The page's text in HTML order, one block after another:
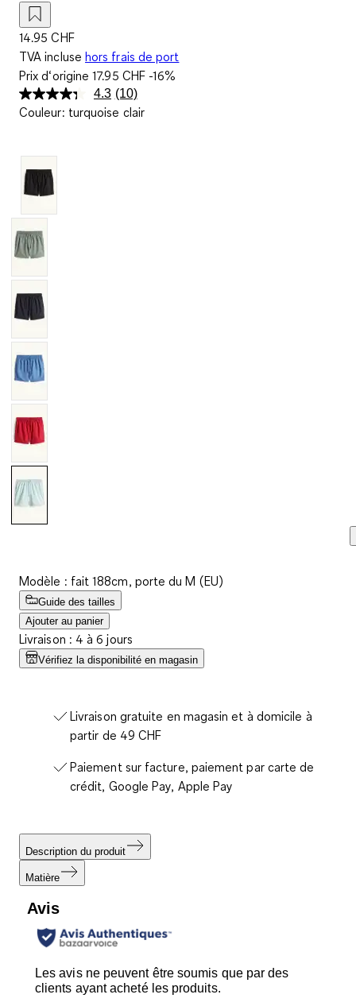
14.95 CHF
TVA incluse hors frais de port
Prix d‘origine17.95 CHF-16%
4.3 Lire
10
(10)
Couleur: turquoise clair
Modèle : fait 188cm, porte du M (EU)
Guide des tailles
Ajouter au panier
Livraison : 4 à 6 jours
Vérifiez la disponibilité en magasin
Livraison gratuite en magasin et à domicile à
partir de 49 CHF
Paiement sur facture, paiement par carte de
crédit, Google Pay, Apple Pay
Description du produit
Matière
Avis
Les avis ne peuvent être soumis que par des
clients ayant acheté les produits.